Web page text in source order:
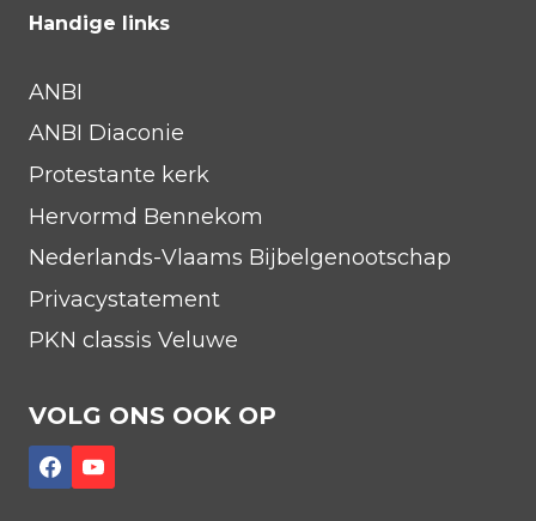
Handige links
ANBI
ANBI Diaconie
Protestante kerk
Hervormd Bennekom
Nederlands-Vlaams Bijbelgenootschap
Privacystatement
PKN classis Veluwe
VOLG ONS OOK OP